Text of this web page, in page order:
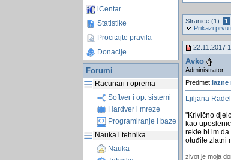
iCentar
Statistike
Procitajte pravila
Donacije
Forumi
Racunari i oprema
Softver i op. sistemi
Hardver i mreze
Programiranje i baze
Nauka i tehnika
Nauka
Stranice (1): 1
Prikazi prvu
22.11.2017
Avko
Administrator
Predmet:lazne
Ljiljana
"Krivično
kao
rekle bi im
otuđile zlatni
zivot je moja